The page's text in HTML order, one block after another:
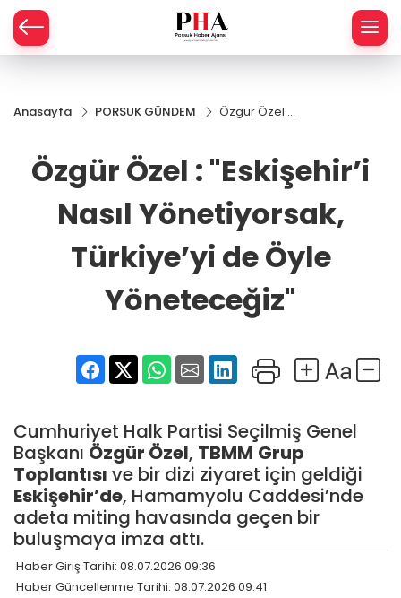
Anasayfa PORSUK GÜNDEM
Özgür Özel :
Yönetiyorsak,
Türkiye’yi de
Öyle
Yöneteceğiz"
Özgür Özel : "Eskişehir’i
Nasıl Yönetiyorsak,
Türkiye’yi de Öyle
Yöneteceğiz"
Cumhuriyet Halk Partisi Seçilmiş Genel
Başkanı Özgür Özel, TBMM Grup
Toplantısı ve bir dizi ziyaret için geldiği
Eskişehir’de, Hamamyolu Caddesi’nde
adeta miting havasında geçen bir
buluşmaya imza attı.
Haber Giriş Tarihi: 08.07.2026 09:36
Haber Güncellenme Tarihi: 08.07.2026 09:41